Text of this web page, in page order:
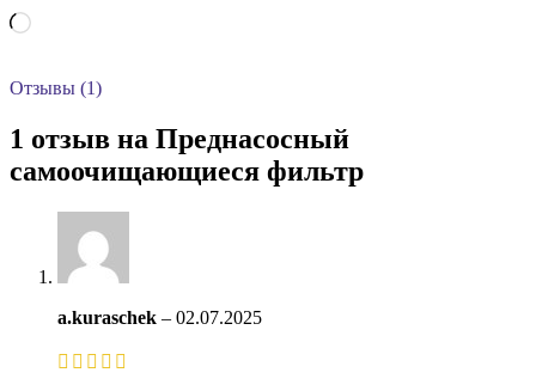
Загрузка…
Отзывы (1)
1 отзыв на Преднасосный
самоочищающиеся фильтр
a.kuraschek – 02.07.2025